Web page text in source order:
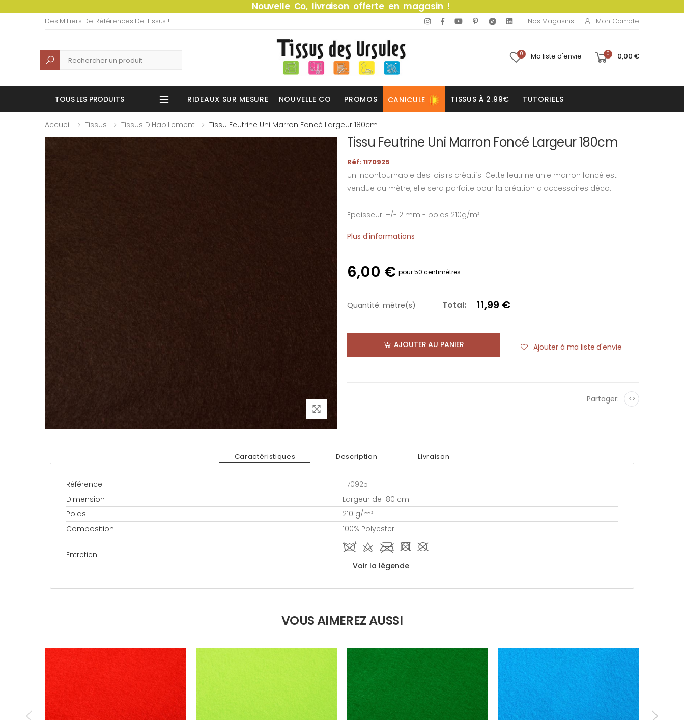
Nouvelle Co, livraison offerte en magasin !
Des Milliers De Références De Tissus ! Nos Magasins Mon Compte
Recherche 0 Ma liste d'envie 0 0,00 €
TOUS LES PRODUITS RIDEAUX SUR MESURE NOUVELLE CO PROMOS CANICULE TISSUS À 2.99€ TUTORIELS
Accueil Tissus Tissus D'Habillement Tissu Feutrine Uni Marron Foncé Largeur 180cm
Tissu Feutrine Uni Marron Foncé Largeur 180cm
Réf: 1170925
Un incontournable des loisirs créatifs. Cette feutrine unie marron foncé est
vendue au mètre, elle sera parfaite pour la création d'accessoires déco.
Epaisseur :+/- 2 mm - poids 210g/m²
Plus d'informations
6,00 € pour 50 centimètres
Quantité: mètre(s) Total: 11,99 €
AJOUTER AU PANIER Ajouter à ma liste d'envie
Partager: <>
Caractéristiques Description Livraison
Référence
1170925
Dimension
Largeur de 180 cm
Poids
210 g/m²
Composition
100% Polyester
Entretien
i d l - #
Voir la légende
VOUS AIMEREZ AUSSI